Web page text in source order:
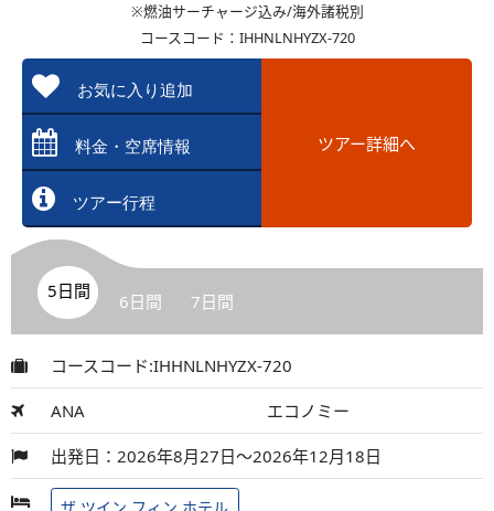
※燃油サーチャージ込み/海外諸税別
コースコード：IHHNLNHYZX-720
お気に入り追加
料金・空席情報
ツアー行程
ツアー詳細へ
5日間 6日間 7日間
コースコード:IHHNLNHYZX-720
ANA エコノミー
出発日：2026年8月27日～2026年12月18日